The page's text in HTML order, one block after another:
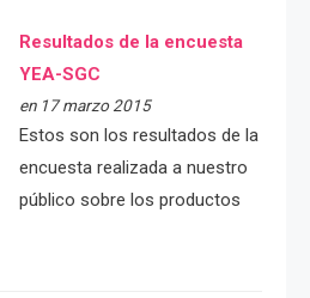
Resultados de la encuesta
YEA-SGC
en 17 marzo 2015
Estos son los resultados de la
encuesta realizada a nuestro
público sobre los productos